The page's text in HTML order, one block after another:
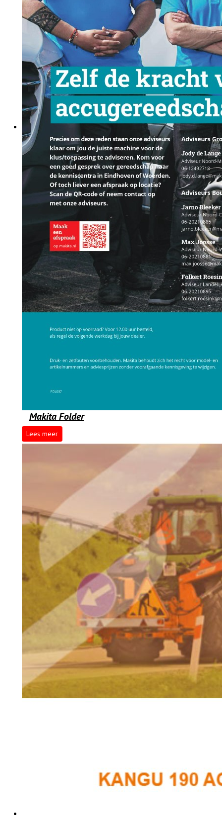
Makita Folder
Lees meer